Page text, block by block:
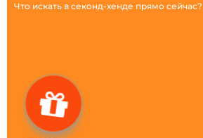
Что искать в секонд-хенде прямо